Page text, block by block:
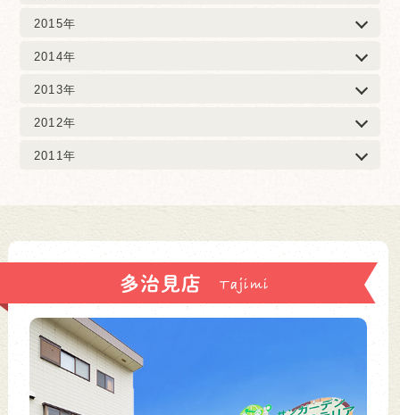
2015年
2014年
2013年
2012年
2011年
多治見店